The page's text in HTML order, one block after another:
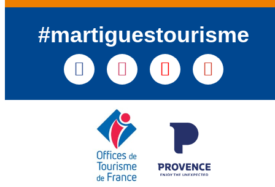
#martiguestourisme